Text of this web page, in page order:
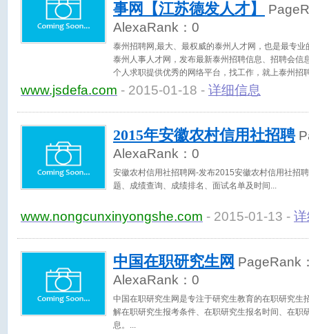
事网【江苏德发人才】
AlexaRank： 0
泰州招聘网,最大、最权威的泰州人才网，也是最专
泰州人事人才网，发布最新泰州招聘信息、招聘会信
个人求职提供优秀的网络平台，找工作，就上泰州招
www.jsdefa.com - 2015-01-18 - 详细信息
2015年安徽农村信用社招聘
AlexaRank： 0
安徽农村信用社招聘网-发布2015安徽农村信用社招
题、成绩查询、成绩排名、面试名单及时间
www.nongcunxinyongshe.com - 2015-01-13 -
中国在职研究生网 PageRank
AlexaRank： 0
中国在职研究生网是专注于研究生教育的在职研究生
解在职研究生报考条件、在职研究生报名时间、在职
息。